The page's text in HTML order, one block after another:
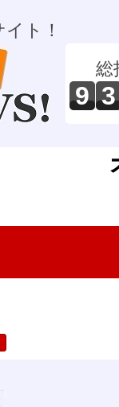
ト！
総
9 3